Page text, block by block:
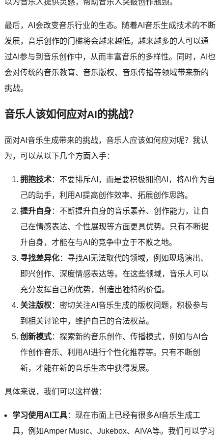
最后，AI会改变音乐行业的生态。随着AI音乐生成技术的不断
发展，音乐创作的门槛将会越来越低。越来越多的人可以通
过AI参与到音乐创作中，从而丰富音乐的多样性。同时，AI也
会对传统的音乐教育、音乐版权、音乐传播等领域带来新的
挑战。
音乐人该如何应对AI的挑战？
面对AI音乐生成带来的挑战，音乐人应该如何应对呢？我认
为，可以从以下几个方面入手：
拥抱技术：不要排斥AI，而是要积极拥抱AI，将AI作为自
己的助手，利用AI提高创作效率、拓展创作思路。
提升自身：不断提升自身的音乐素养、创作能力，让自
己在情感表达、个性展现等方面更具优势。只有不断提
升自身，才能在与AI的竞争中立于不败之地。
寻找差异化：寻找AI无法取代的领域，例如现场演出、
即兴创作、深度情感表达等。在这些领域，音乐人可以
充分发挥自己的优势，创造出独特的价值。
关注版权：密切关注AI音乐生成的版权问题，积极参与
到相关讨论中，维护自己的合法权益。
创新模式：探索新的音乐创作、传播模式，例如与AI合
作创作音乐、利用AI进行个性化推荐等。只有不断创
新，才能在新的音乐生态中获得发展。
具体来说，我们可以这样做：
学习使用AI工具：现在市面上已经有很多AI音乐生成工
具，例如Amper Music、Jukebox、AIVA等。我们可以学习